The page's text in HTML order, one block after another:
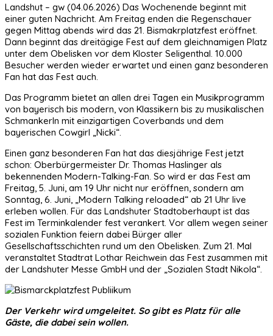
Landshut – gw (04.06.2026) Das Wochenende beginnt mit
einer guten Nachricht. Am Freitag enden die Regenschauer
gegen Mittag abends wird das 21. Bismakrplatzfest eröffnet.
Dann beginnt das dreitägige Fest auf dem gleichnamigen Platz
unter dem Obelisken vor dem Kloster Seligenthal. 10.000
Besucher werden wieder erwartet und einen ganz besonderen
Fan hat das Fest auch.
Das Programm bietet an allen drei Tagen ein Musikprogramm
von bayerisch bis modern, von Klassikern bis zu musikalischen
Schmankerln mit einzigartigen Coverbands und dem
bayerischen Cowgirl „Nicki“.
Einen ganz besonderen Fan hat das diesjährige Fest jetzt
schon: Oberbürgermeister Dr. Thomas Haslinger als
bekennenden Modern-Talking-Fan. So wird er das Fest am
Freitag, 5. Juni, am 19 Uhr nicht nur eröffnen, sondern am
Sonntag, 6. Juni, „Modern Talking reloaded“ ab 21 Uhr live
erleben wollen. Für das Landshuter Stadtoberhaupt ist das
Fest im Terminkalender fest verankert. Vor allem wegen seiner
sozialen Funktion feiern dabei Bürger aller
Gesellschaftsschichten rund um den Obelisken. Zum 21. Mal
veranstaltet Stadtrat Lothar Reichwein das Fest zusammen mit
der Landshuter Messe GmbH und der „Sozialen Stadt Nikola“.
Der Verkehr wird umgeleitet. So gibt es Platz für alle
Gäste, die dabei sein wollen.